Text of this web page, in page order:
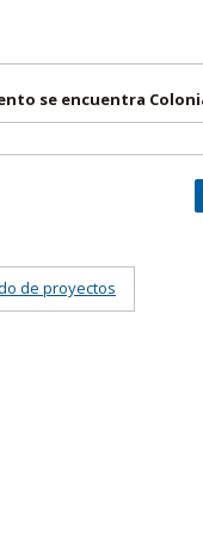
se encuentra
de proyectos